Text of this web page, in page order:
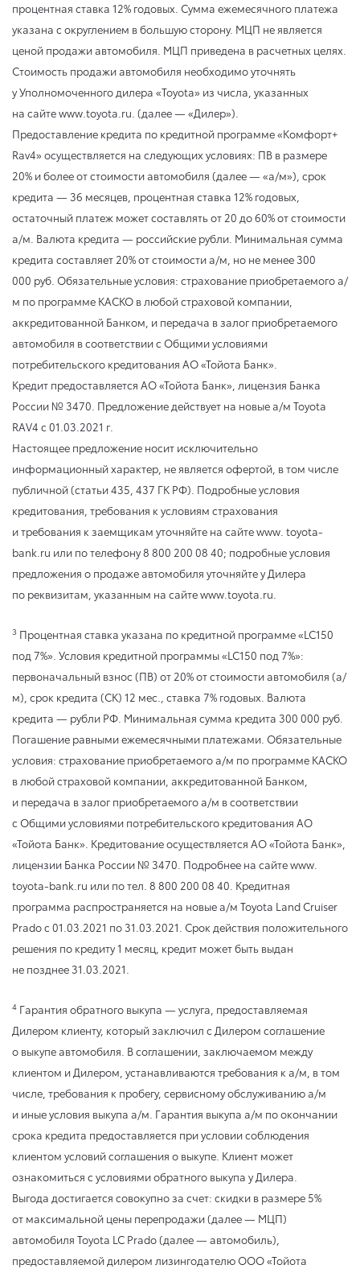
процентная ставка 12% годовых. Сумма ежемесячного платежа
указана с округлением в большую сторону. МЦП не является
ценой продажи автомобиля. МЦП приведена в расчетных целях.
Стоимость продажи автомобиля необходимо уточнять
у Уполномоченного дилера «Toyota» из числа, указанных
на сайте www.toyota.ru. (далее — «Дилер»).
Предоставление кредита по кредитной программе «Комфорт+
Rav4» осуществляется на следующих условиях: ПВ в размере
20% и более от стоимости автомобиля (далее — «а/м»), срок
кредита — 36 месяцев, процентная ставка 12% годовых,
остаточный платеж может составлять от 20 до 60% от стоимости
а/м. Валюта кредита — российские рубли. Минимальная сумма
кредита составляет 20% от стоимости а/м, но не менее 300
000 руб. Обязательные условия: страхование приобретаемого а/
м по программе КАСКО в любой страховой компании,
аккредитованной Банком, и передача в залог приобретаемого
автомобиля в соответствии с Общими условиями
потребительского кредитования АО «Тойота Банк».
Кредит предоставляется АО «Тойота Банк», лицензия Банка
России № 3470. Предложение действует на новые а/м Toyota
RAV4 с 01.03.2021 г.
Настоящее предложение носит исключительно
информационный характер, не является офертой, в том числе
публичной (статьи 435, 437 ГК РФ). Подробные условия
кредитования, требования к условиям страхования
и требования к заемщикам уточняйте на сайте www. toyota-
bank.ru или по телефону 8 800 200 08 40; подробные условия
предложения о продаже автомобиля уточняйте у Дилера
по реквизитам, указанным на сайте www.toyota.ru.
3 Процентная ставка указана по кредитной программе «LC150
под 7%». Условия кредитной программы «LC150 под 7%»:
первоначальный взнос (ПВ) от 20% от стоимости автомобиля (а/
м), срок кредита (СК) 12 мес., ставка 7% годовых. Валюта
кредита — рубли РФ. Минимальная сумма кредита 300 000 руб.
Погашение равными ежемесячными платежами. Обязательные
условия: страхование приобретаемого а/м по программе КАСКО
в любой страховой компании, аккредитованной Банком,
и передача в залог приобретаемого а/м в соответствии
с Общими условиями потребительского кредитования АО
«Тойота Банк». Кредитование осуществляется АО «Тойота Банк»,
лицензии Банка России № 3470. Подробнее на сайте www.
toyota-bank.ru или по тел. 8 800 200 08 40. Кредитная
программа распространяется на новые а/м Toyota Land Cruiser
Pradoс 01.03.2021 по 31.03.2021 . Срок действия положительного
решения по кредиту 1 месяц, кредит может быть выдан
не позднее 31.03.2021.
4 Гарантия обратного выкупа — услуга, предоставляемая
Дилером клиенту, который заключил с Дилером соглашение
о выкупе автомобиля. В соглашении, заключаемом между
клиентом и Дилером, устанавливаются требования к а/м, в том
числе, требования к пробегу, сервисному обслуживанию а/м
и иные условия выкупа а/м. Гарантия выкупа а/м по окончании
срока кредита предоставляется при условии соблюдения
клиентом условий соглашения о выкупе. Клиент может
ознакомиться с условиями обратного выкупа у Дилера.
Выгода достигается совокупно за счет: скидки в размере 5%
от максимальной цены перепродажи (далее — МЦП)
автомобиля Toyota LC Prado (далее — автомобиль),
предоставляемой дилером лизингодателю ООО «Тойота